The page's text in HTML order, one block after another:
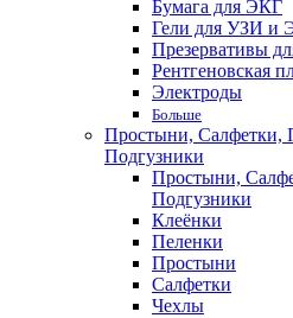
Бумага для ЭКГ
Гели для УЗИ и
Презервативы
Рентгеновская
Электроды
Больше
Простыни, Салфетки,
Подгузники
Простыни,
Подгузники
Клеёнки
Пеленки
Простыни
Салфетки
Чехлы